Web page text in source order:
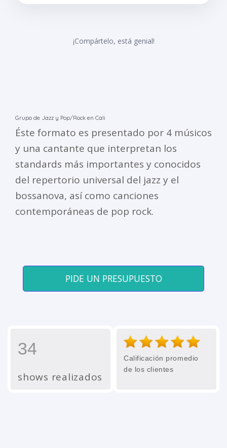
¡Compártelo, está genial!
Grupo de Jazz y Pop/Rock en Cali
Éste formato es presentado por 4 músicos
y una cantante que interpretan los
standards más importantes y conocidos
del repertorio universal del jazz y el
bossanova, así como canciones
contemporáneas de pop rock.
PIDE UN PRESUPUESTO
34
shows realizados
Calificación promedio
de los clientes